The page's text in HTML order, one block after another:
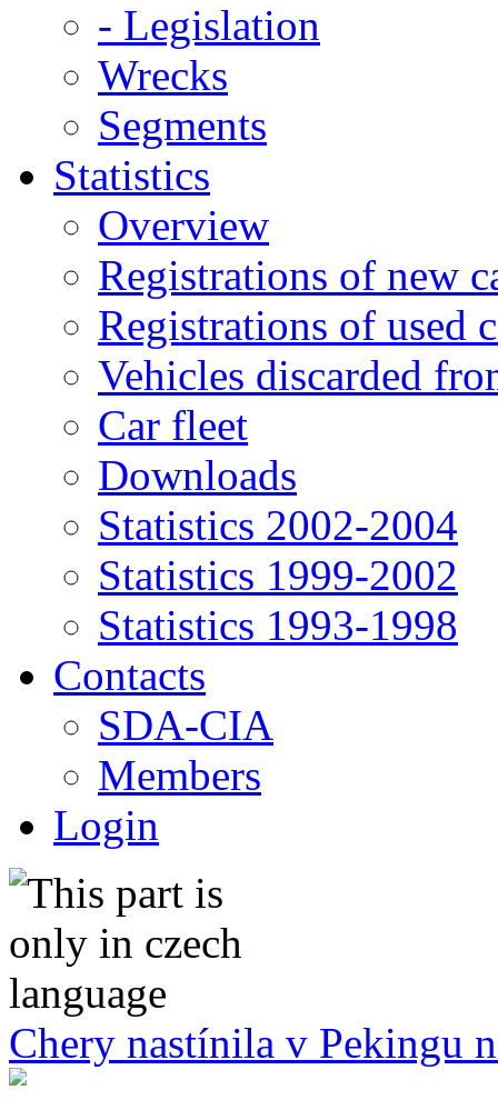
- Legislation
Wrecks
Segments
Statistics
Overview
Registrations of new
Registrations of used
Vehicles discarded
Car fleet
Downloads
Statistics 2002-2004
Statistics 1999-2002
Statistics 1993-1998
Contacts
SDA-CIA
Members
Login
Chery nastínila v Pekingu